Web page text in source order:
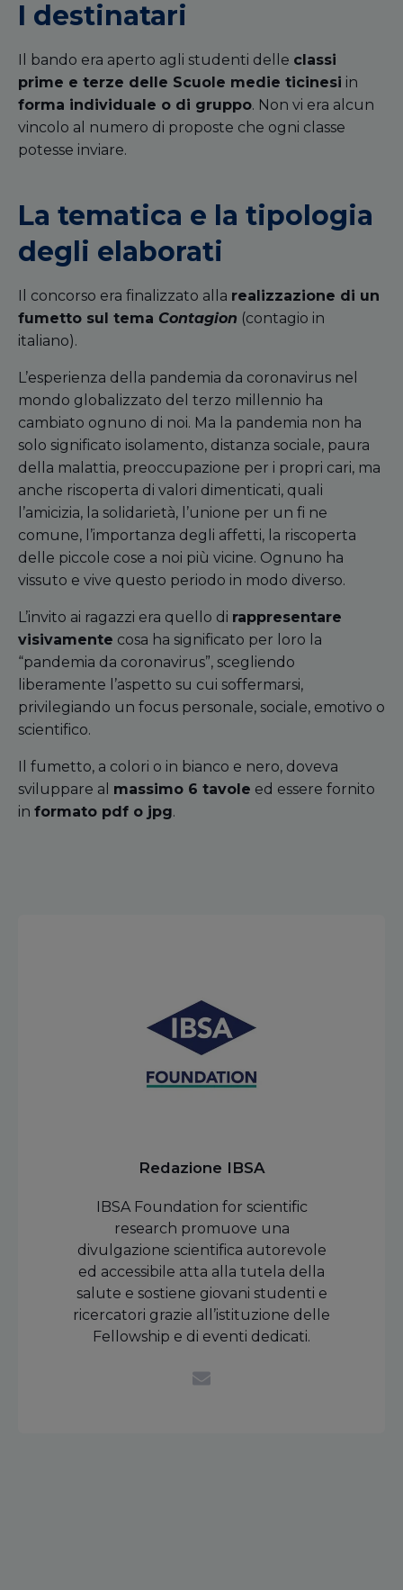
I destinatari
Il bando era aperto agli studenti delle classi
prime e terze delle Scuole medie ticinesi in
forma individuale o di gruppo. Non vi era alcun
vincolo al numero di proposte che ogni classe
potesse inviare.
La tematica e la tipologia
degli elaborati
Il concorso era finalizzato alla realizzazione di un
fumetto sul tema Contagion (contagio in
italiano).
L’esperienza della pandemia da coronavirus nel
mondo globalizzato del terzo millennio ha
cambiato ognuno di noi. Ma la pandemia non ha
solo significato isolamento, distanza sociale, paura
della malattia, preoccupazione per i propri cari, ma
anche riscoperta di valori dimenticati, quali
l’amicizia, la solidarietà, l’unione per un fi ne
comune, l’importanza degli affetti, la riscoperta
delle piccole cose a noi più vicine. Ognuno ha
vissuto e vive questo periodo in modo diverso.
L’invito ai ragazzi era quello di rappresentare
visivamente cosa ha significato per loro la
“pandemia da coronavirus”, scegliendo
liberamente l’aspetto su cui soffermarsi,
privilegiando un focus personale, sociale, emotivo o
scientifico.
Il fumetto, a colori o in bianco e nero, doveva
sviluppare al massimo 6 tavole ed essere fornito
in formato pdf o jpg.
Redazione IBSA
IBSA Foundation for scientific
research promuove una
divulgazione scientifica autorevole
ed accessibile atta alla tutela della
salute e sostiene giovani studenti e
ricercatori grazie all’istituzione delle
Fellowship e di eventi dedicati.